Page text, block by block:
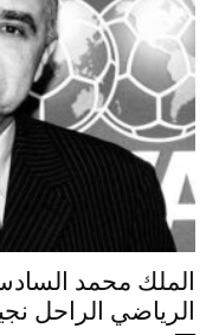
الملك محمد
الرياضي الراحل